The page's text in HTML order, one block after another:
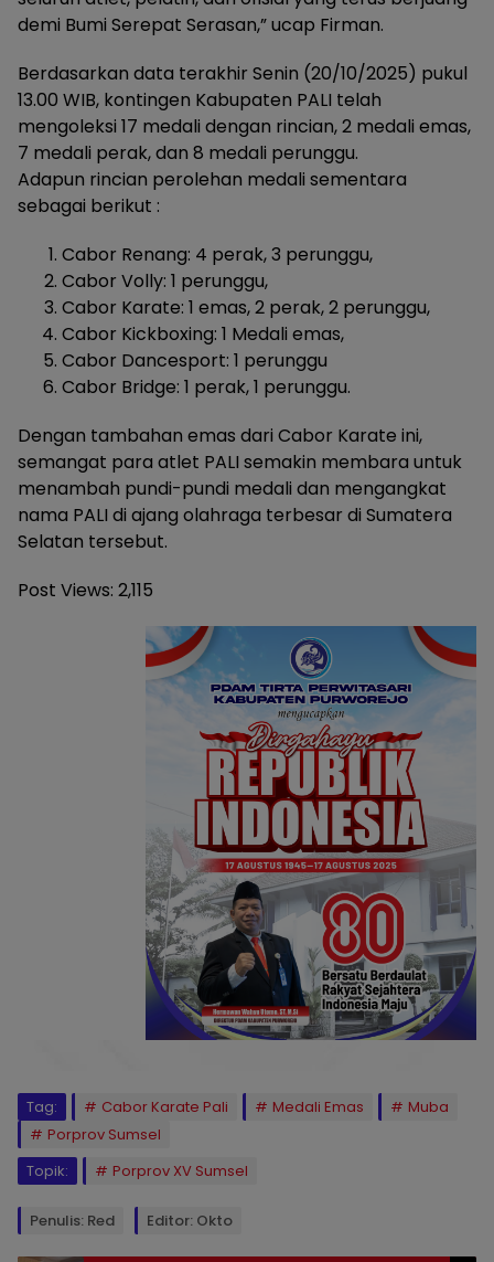
demi Bumi Serepat Serasan,” ucap Firman.
Berdasarkan data terakhir Senin (20/10/2025) pukul
13.00 WIB, kontingen Kabupaten PALI telah
mengoleksi 17 medali dengan rincian, 2 medali emas,
7 medali perak, dan 8 medali perunggu.
Adapun rincian perolehan medali sementara
sebagai berikut :
Cabor Renang: 4 perak, 3 perunggu,
Cabor Volly: 1 perunggu,
Cabor Karate: 1 emas, 2 perak, 2 perunggu,
Cabor Kickboxing: 1 Medali emas,
Cabor Dancesport: 1 perunggu
Cabor Bridge: 1 perak, 1 perunggu.
Dengan tambahan emas dari Cabor Karate ini,
semangat para atlet PALI semakin membara untuk
menambah pundi-pundi medali dan mengangkat
nama PALI di ajang olahraga terbesar di Sumatera
Selatan tersebut.
Post Views: 2,115
Tag: Cabor Karate Pali Medali Emas
Muba
Porprov Sumsel
Topik:
Porprov XV Sumsel
Penulis: Red Editor: Okto